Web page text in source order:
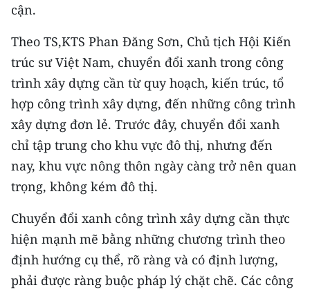
cận.
Theo TS,KTS Phan Đăng Sơn, Chủ tịch Hội Kiến
trúc sư Việt Nam, chuyển đổi xanh trong công
trình xây dựng cần từ quy hoạch, kiến trúc, tổ
hợp công trình xây dựng, đến những công trình
xây dựng đơn lẻ. Trước đây, chuyển đổi xanh
chỉ tập trung cho khu vực đô thị, nhưng đến
nay, khu vực nông thôn ngày càng trở nên quan
trọng, không kém đô thị.
Chuyển đổi xanh công trình xây dựng cần thực
hiện mạnh mẽ bằng những chương trình theo
định hướng cụ thể, rõ ràng và có định lượng,
phải được ràng buộc pháp lý chặt chẽ. Các công